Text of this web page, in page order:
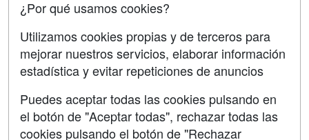
Copyleft
Grupo formazion:
¿Por qué usamos cookies?
Utilizamos cookies propias y de terceros para
mejorar nuestros servicios, elaborar información
estadística y evitar repeticiones de anuncios
Puedes aceptar todas las cookies pulsando en
el botón de "Aceptar todas", rechazar todas las
cookies pulsando el botón de "Rechazar